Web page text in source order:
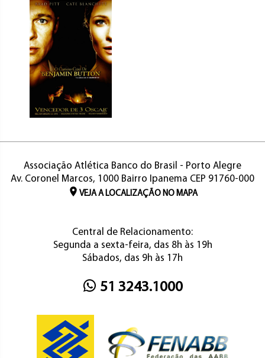
Associação Atlética Banco do Brasil - Porto Alegre
Av. Coronel Marcos, 1000 Bairro Ipanema CEP 91760-000
VEJA A LOCALIZAÇÃO NO MAPA
Central de Relacionamento:
Segunda a sexta-feira, das 8h às 19h
Sábados, das 9h às 17h
51 3243.1000